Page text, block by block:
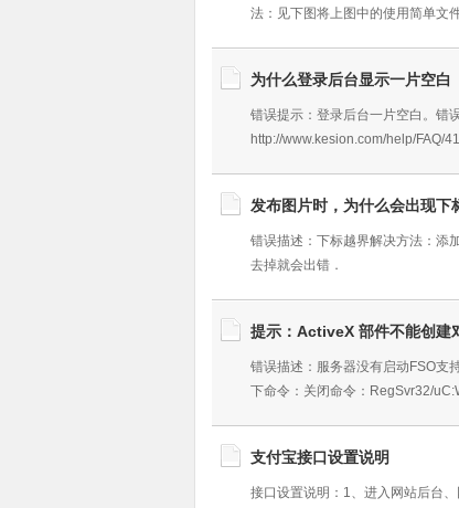
法：见下图将上图中的使用简单文
为什么登录后台显示一片空白
错误提示：登录后台一片空白。错
http://www.kesion.com/help/FAQ/
发布图片时，为什么会出现下
错误描述：下标越界解决方法：添
去掉就会出错．
提示：ActiveX 部件不能创
错误描述：服务器没有启动FSO支
下命令：关闭命令：RegSvr32/
支付宝接口设置说明
接口设置说明：1、进入网站后台